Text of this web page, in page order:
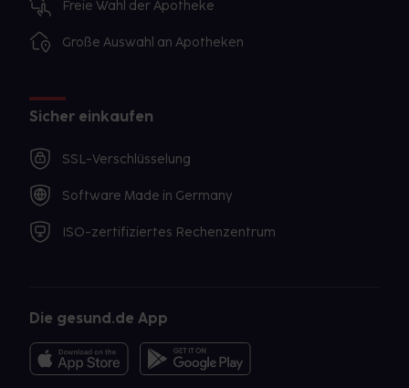
Freie Wahl der Apotheke
Große Auswahl an Apotheken
Sicher einkaufen
SSL-Verschlüsselung
Software Made in Germany
ISO-zertifiziertes Rechenzentrum
Die gesund.de App